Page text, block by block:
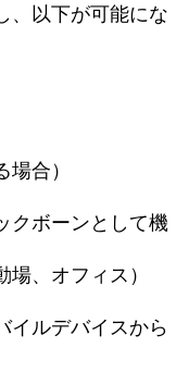
、以下が可能にな
合）
クボーンとして機
、オフィス）
イルデバイスから